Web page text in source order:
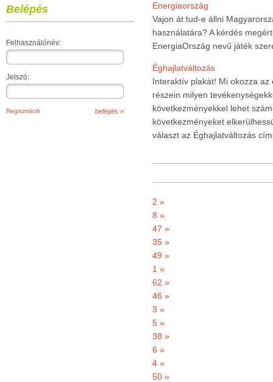
Belépés
Felhasználónév:
Jelszó:
Regisztráció
Energiaország
Vajon át tud-e állni
használatára? A kérdés
EnergiaOrszág nevű játék
Éghajlatváltozás
Interaktív plakát! Mi okozza
részein milyen
következményekkel lehet
következményeket
választ az Éghajlatváltozás
2 »
8 »
47 »
35 »
49 »
1 »
62 »
46 »
3 »
5 »
38 »
6 »
4 »
50 »